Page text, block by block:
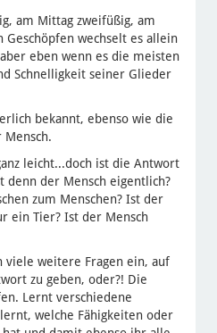
am Mittag zweifüßig, am
wechselt es allein
eben wenn es die meisten
Schnelligkeit seiner Glieder
bekannt, ebenso wie die
leicht...doch ist die Antwort
denn der Mensch eigentlich?
zum Menschen? Ist der
ein Tier? Ist der Mensch
viele weitere Fragen ein, auf
zu geben, oder?! Die
Lernt verschiedene
welche Fähigkeiten oder